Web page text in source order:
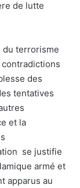
de lutte
du terrorisme
des
tentatives
et la
se justifie
armé et
apparus au